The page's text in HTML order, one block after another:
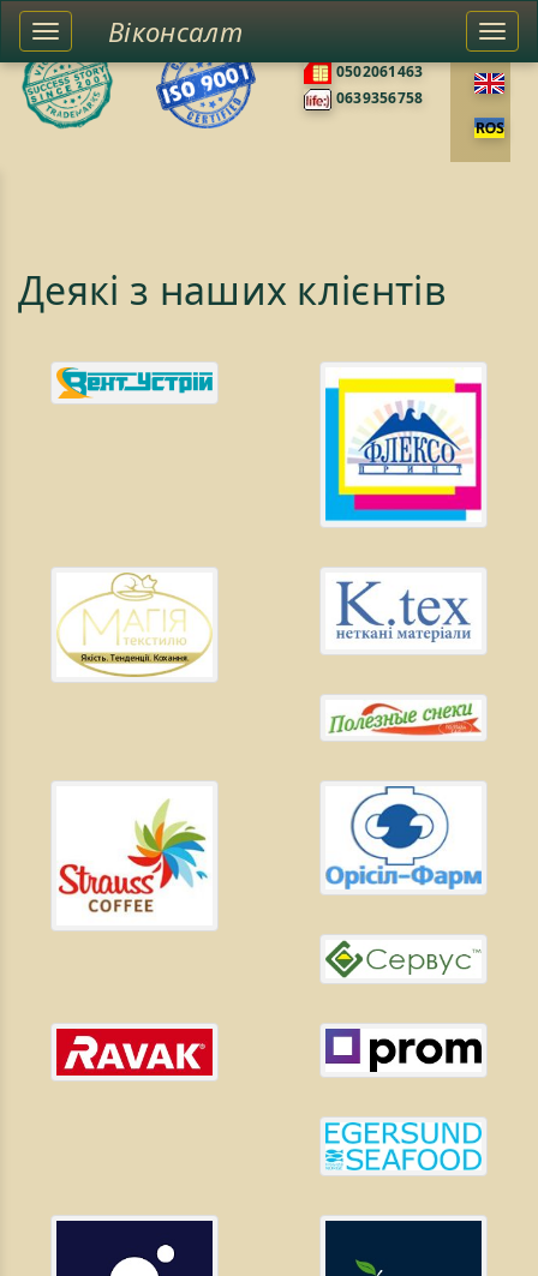
0502061463
0639356758
Toggle
left
sidebar
Віконсалт
Деякі з наших клієнтів